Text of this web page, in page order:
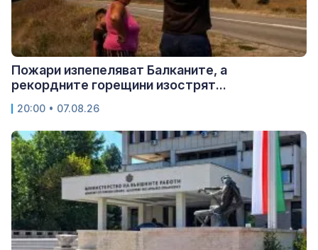
Пожари изпепеляват Балканите, а
рекордните горещини изострят...
20:00 • 07.08.26